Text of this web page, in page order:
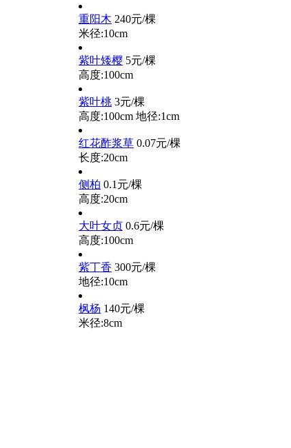
重阳木 240元/棵
米径:10cm
紫叶矮樱 5元/棵
高度:100cm
紫叶桃 3元/棵
高度:100cm 地径:1cm
红花酢浆草 0.07元/棵
长度:20cm
侧柏 0.1元/棵
高度:20cm
大叶女贞 0.6元/棵
高度:100cm
紫丁香 300元/棵
地径:10cm
枫杨 140元/棵
米径:8cm